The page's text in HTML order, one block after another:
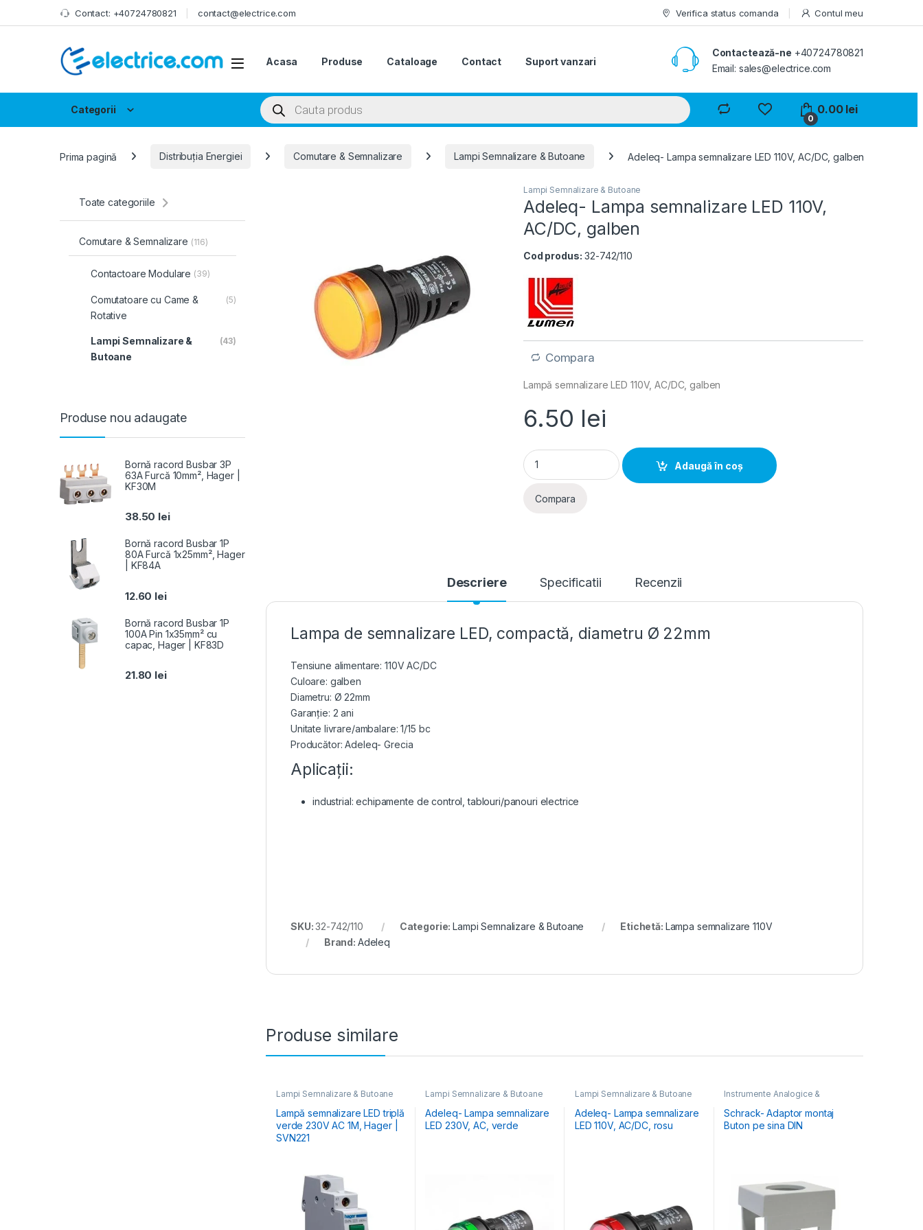
Skip to navigation
Skip to content Contact: +40724780821 contact@electrice.com Verifica status comanda Contul meu
Acasa Produse Cataloage Contact Suport vanzari
Contactează-ne +40724780821
Email: sales@electrice.com
Categorii
Products search
0
0.00 lei
Prima pagină Distribuția Energiei Comutare & Semnalizare Lampi Semnalizare & Butoane Adeleq- Lampa semnalizare LED 110V, AC/DC, galben
Lampi Semnalizare & Butoane
Adeleq- Lampa semnalizare LED 110V,
AC/DC, galben
Cod produs: 32-742/110
Compara
Lampă semnalizare LED 110V, AC/DC, galben
6.50 lei
Adeleq- Lampa semnalizare LED 110V, AC/DC, galben quantity
Adaugă în coș
Compara
Descriere Specificatii Recenzii
Lampa de semnalizare LED, compactă, diametru Ø 22mm
Tensiune alimentare: 110V AC/DC
Culoare: galben
Diametru: Ø 22mm
Garanție: 2 ani
Unitate livrare/ambalare: 1/15 bc
Producător: Adeleq- Grecia
Aplicații:
industrial: echipamente de control, tablouri/panouri electrice
SKU:32-742/110 Categorie:Lampi Semnalizare & Butoane Etichetă: Lampa semnalizare 110V
Brand: Adeleq
Produse similare
Lampi Semnalizare & Butoane
Lampă semnalizare LED triplă
verde 230V AC 1M, Hager |
SVN221
Lampi Semnalizare & Butoane
Adeleq- Lampa semnalizare
LED 230V, AC, verde
Lampi Semnalizare & Butoane
Adeleq- Lampa semnalizare
LED 110V, AC/DC, rosu
Instrumente Analogice &
Lampi Semnalizare &
Butoane
Schrack- Adaptor montaj
Buton pe sina DIN
Toate categoriile
Comutare & Semnalizare (116)
Contactoare Modulare (39)
Comutatoare cu Came &
Rotative
(5)
Lampi Semnalizare &
Butoane
(43)
Produse nou adaugate
Bornă racord Busbar 3P
63A Furcă 10mm², Hager |
KF30M
38.50 lei
Bornă racord Busbar 1P
80A Furcă 1x25mm², Hager
| KF84A
12.60 lei
Bornă racord Busbar 1P
100A Pin 1x35mm² cu
capac, Hager | KF83D
21.80 lei